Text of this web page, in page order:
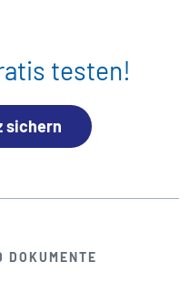
testen!
sichern